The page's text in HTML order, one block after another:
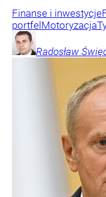
Finanse i inwestycje
portfelMotoryzacja
Radosław